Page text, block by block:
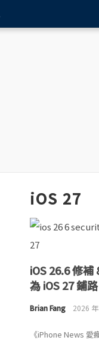
iOS 27
iOS 26.6 修
為 iOS 27 鋪路
Brian Fang 2026
《iPhone News 愛